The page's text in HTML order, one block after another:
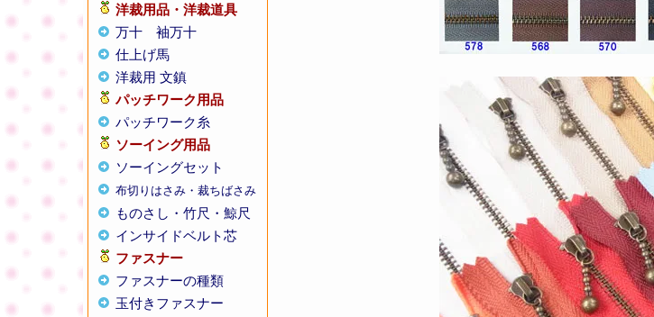
洋裁用品・洋裁道具
万十
袖万十
仕上げ馬
洋裁用 文鎮
パッチワーク用品
パッチワーク糸
ソーイング用品
ソーイングセット
布切りはさみ・裁ちばさみ
ものさし・竹尺・鯨尺
インサイドベルト芯
ファスナー
ファスナーの種類
玉付きファスナー